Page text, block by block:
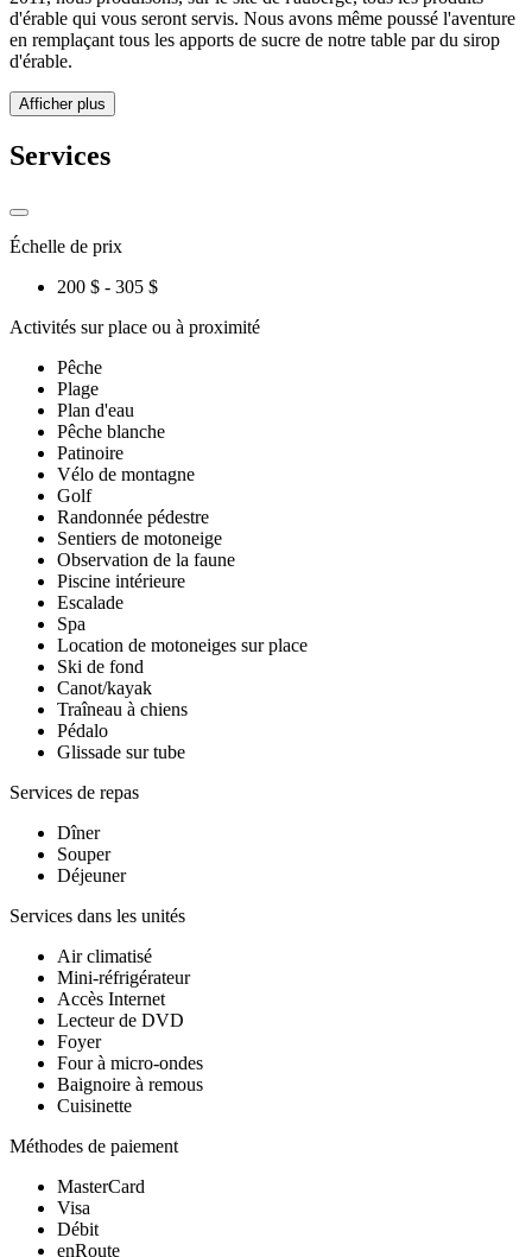
d'érable qui vous seront servis. Nous avons même poussé l'aventure
en remplaçant tous les apports de sucre de notre table par du sirop
d'érable.
Afficher plus
Services
Échelle de prix
200 $ - 305 $
Activités sur place ou à proximité
Pêche
Plage
Plan d'eau
Pêche blanche
Patinoire
Vélo de montagne
Golf
Randonnée pédestre
Sentiers de motoneige
Observation de la faune
Piscine intérieure
Escalade
Spa
Location de motoneiges sur place
Ski de fond
Canot/kayak
Traîneau à chiens
Pédalo
Glissade sur tube
Services de repas
Dîner
Souper
Déjeuner
Services dans les unités
Air climatisé
Mini-réfrigérateur
Accès Internet
Lecteur de DVD
Foyer
Four à micro-ondes
Baignoire à remous
Cuisinette
Méthodes de paiement
MasterCard
Visa
Débit
enRoute